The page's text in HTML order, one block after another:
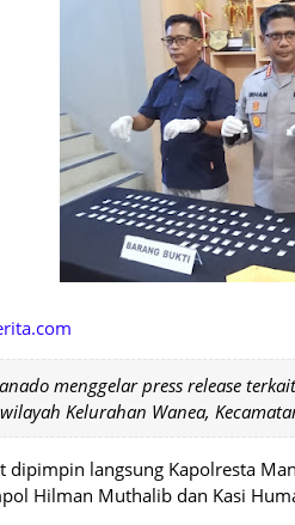
menggelar press release
Kelurahan Wanea,
dipimpin langsung Kapolresta
Hilman Muthalib dan Kasi